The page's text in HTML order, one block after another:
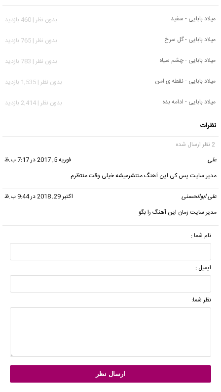
میلاد بابایی - سفید
بدون نظر | 460 بازدید
میلاد بابایی - گل سرخ
بدون نظر | 765 بازدید
میلاد بابایی - چشم سیاه
بدون نظر | 783 بازدید
میلاد بابایی - نقطه ی امن
بدون نظر | 1,535 بازدید
میلاد بابایی - ادامه بده
بدون نظر | 2,414 بازدید
نظرات
2 نظر ارسال شده
علی
فوریه 5, 2017 در 7:17 ب.ظ
مدیر سایت پس کی این آهنگ منتشرمیشه خیلی وقت منتظرم
علی ابوالحسنی
اکتبر 29, 2018 در 9:44 ب.ظ
مدیر سایت زمان این آهنگ را بگو
نام شما :
ایمیل :
نظر شما: